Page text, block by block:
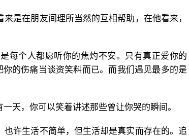
是在朋友间理所当然的互相帮助，在他看来，
每个人都愿听你的焦灼不安。只有真正爱你的
的伤痛当谈资笑料而已。而我们遇见最多的是
天，你可以笑着讲述那些曾让你哭的瞬间。
也许生活不简单，但生活却是真实而存在的。追